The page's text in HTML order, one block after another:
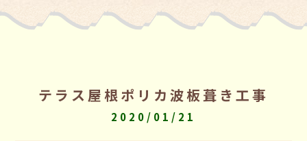
テラス屋根ポリカ波板葺き工事
2020/01/21